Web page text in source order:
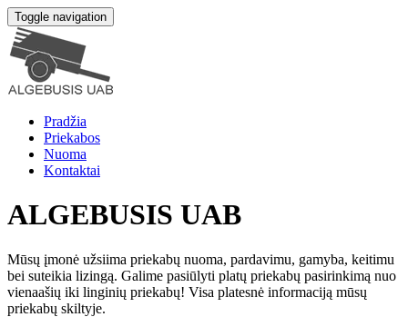
Toggle navigation
Pradžia
Priekabos
Nuoma
Kontaktai
ALGEBUSIS UAB
Mūsų įmonė užsiima priekabų nuoma, pardavimu, gamyba, keitimu
bei suteikia lizingą. Galime pasiūlyti platų priekabų pasirinkimą nuo
vienaašių iki linginių priekabų! Visa platesnė informaciją mūsų
priekabų skiltyje.